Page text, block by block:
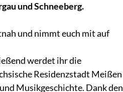
und Schneeberg.
und nimmt euch mit auf
werdet ihr die
Residenzstadt Meißen
Musikgeschichte. Dank den